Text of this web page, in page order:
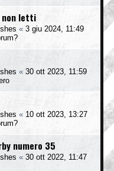
non letti
« 3 giu 2024, 11:49
« 30 ott 2023, 11:59
« 10 ott 2023, 13:27
numero 35
« 30 ott 2022, 11:47